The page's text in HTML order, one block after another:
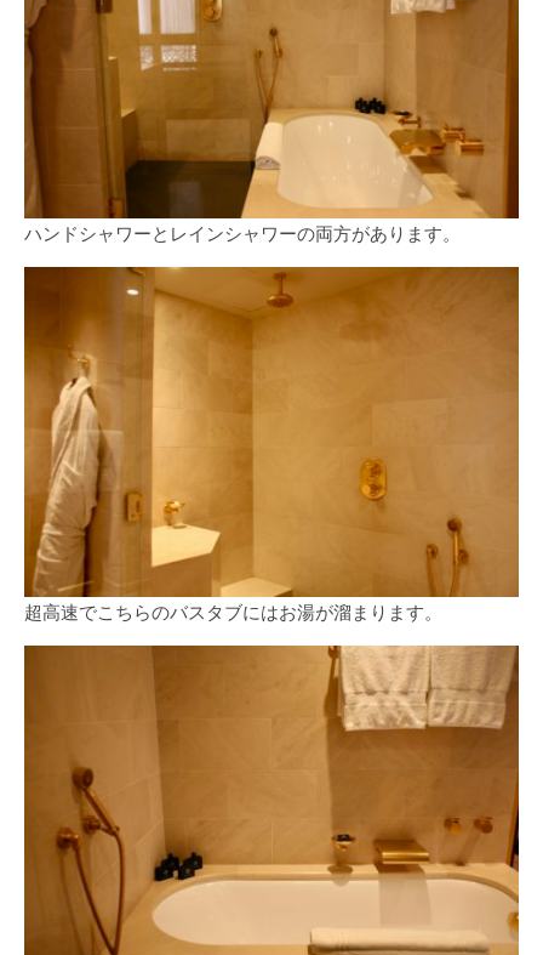
ハンドシャワーとレインシャワーの両方があります。
超高速でこちらのバスタブにはお湯が溜まります。